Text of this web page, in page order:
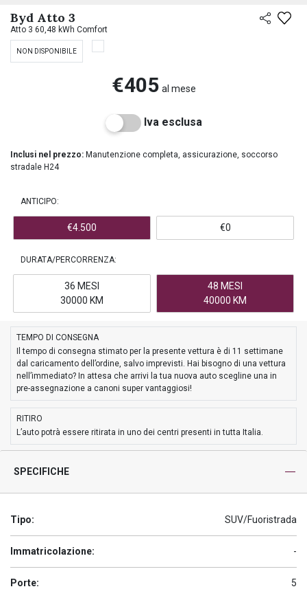
Byd Atto 3
Atto 3 60,48 kWh Comfort
NON DISPONIBILE
€405 al mese
Iva esclusa
Inclusi nel prezzo: Manutenzione completa, assicurazione, soccorso
stradale H24
ANTICIPO:
€4.500 €0
DURATA/PERCORRENZA:
36 MESI
30000 KM
48 MESI
40000 KM
TEMPO DI CONSEGNA
Il tempo di consegna stimato per la presente vettura è di 11 settimane
dal caricamento dell’ordine, salvo imprevisti. Hai bisogno di una vettura
nell’immediato? In attesa che arrivi la tua nuova auto scegline una in
pre-assegnazione a canoni super vantaggiosi!
RITIRO
L’auto potrà essere ritirata in uno dei centri presenti in tutta Italia.
SPECIFICHE
Tipo: SUV/Fuoristrada
Immatricolazione: -
Porte: 5